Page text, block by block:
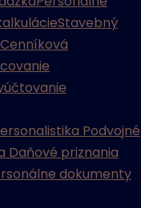
Stavebný
Cenníková
Podvojné
Daňové priznania
dokumenty